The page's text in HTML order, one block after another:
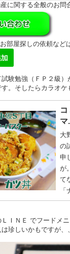
に関する全般のお問
部屋探しの依頼など
験勉強（ＦＰ２級
。そしたらカラオ
マ
大
の
申
が
て
ＩＮＥ でフードメ
珍しいかもですが、